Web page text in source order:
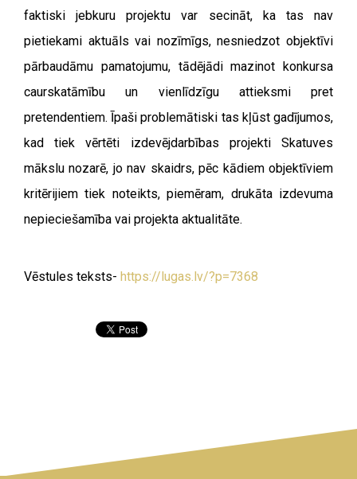
faktiski jebkuru projektu var secināt, ka tas nav
pietiekami aktuāls vai nozīmīgs, nesniedzot objektīvi
pārbaudāmu pamatojumu, tādējādi mazinot konkursa
caurskatāmību un vienlīdzīgu attieksmi pret
pretendentiem.Īpaši problemātiski tas kļūst gadījumos,
kad tiek vērtēti izdevējdarbības projekti Skatuves
mākslu nozarē, jo nav skaidrs,pēc kādiem objektīviem
kritērijiem tiek noteikts, piemēram, drukāta izdevuma
nepieciešamība vai projekta aktualitāte.
Vēstules teksts- https://lugas.lv/?p=7368